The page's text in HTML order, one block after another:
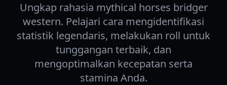
Ungkap rahasia mythical horses bridger
western. Pelajari cara mengidentifikasi
statistik legendaris, melakukan roll untuk
tunggangan terbaik, dan
mengoptimalkan kecepatan serta
stamina Anda.